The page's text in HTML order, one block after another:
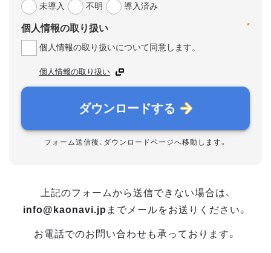
未導入
不明 導入済み
*
個人情報の取り扱い
個人情報の取り扱いについて同意します。
個人情報の取り扱い
ダウンロードする
フォーム送信後、ダウンロードページへ移動します。
上記のフォームから送信できない場合は、
info@kaonavi.jp までメールをお送りください。
お電話でのお問い合わせも承っております。